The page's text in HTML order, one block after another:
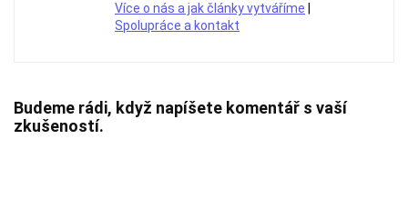
Více o nás a jak články vytváříme
Spolupráce a kontakt
Budeme rádi, když napíšete komentář s vaší
zkušeností.